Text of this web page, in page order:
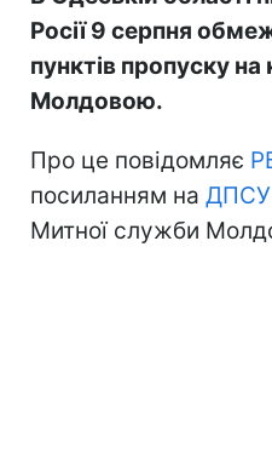
Росії 9 серпня
пунктів пропуску на
Молдовою.
Про це повідомляє
посиланням на ДПСУ
Митної служби